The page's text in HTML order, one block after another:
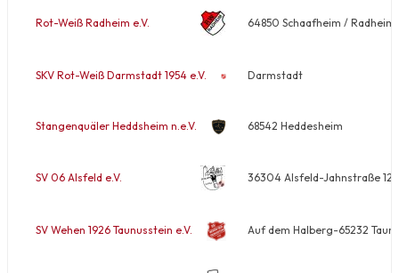
Rot-Weiß Radheim e.V. 64850 Schaafheim /
SKV Rot-Weiß Darmstadt 1954 e.V. Darmstadt
Stangenquäler Heddsheim n.e.V. 68542 Heddesheim
SV 06 Alsfeld e.V. 36304 Alsfeld-Jahnstraße 12
SV Wehen 1926 Taunusstein e.V. Auf dem Halberg-65232